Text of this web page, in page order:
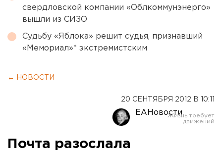
свердловской компании «Облкоммунэнерго»
вышли из СИЗО
Судьбу «Яблока» решит судья, признавший
«Мемориал»* экстремистским
← НОВОСТИ
20 СЕНТЯБРЯ 2012 В 10:11
ЕАНовости
Почта разослала